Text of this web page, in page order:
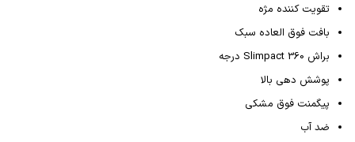
تقویت کننده مژه
بافت فوق العاده سبک
براش Slimpact 360 درجه
پوشش دهی بالا
پیگمنت فوق مشکی
ضد آب